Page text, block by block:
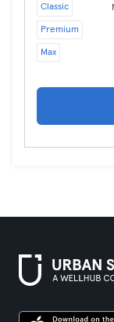
Classic
Premium
Max